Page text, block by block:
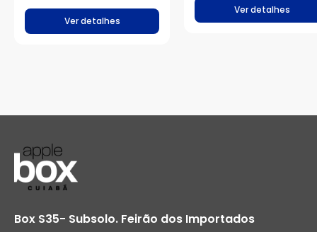
Branco
Ver detalhes
Ver detalhes
Box S35- Subsolo. Feirão dos Importados